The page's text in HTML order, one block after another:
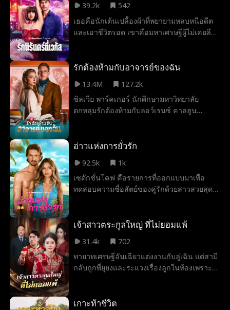
อะไรอีกที่เขาซ่อนอยู่ใต้รอยสักและแจ็กเก็ต
หนังของเขา?
39.2k
542
เธอคือนักเต้นเปลื้องผ้าที่พยายามหลบหนีอดีต
และเอาชีวิตรอด เขาคือมหาเศรษฐีผู้ไม่เคยลืม
พร้อมข้อเสนอแต่งงาน บัดนี้เธอจำต้องปกปิด
สอง… และค้นหาคำตอบว่าเขารักเธอจริง หรือ
เพียงหลงใหลในการครอบครองเธอเท่านั้น
รักต้องห้ามกับอาจารย์ของฉัน
13.4M
127.2k
ซิลเวีย พาร์คเกอร์ นักศึกษามหาวิทยาลัย
ตกหลุมรักต้องห้ามกับลอว์เรนซ์ คาลฮูน
อันตรายนี้อาจทำลายชีวิตทั้งคู่ หากความลับถูก
อ่าวแห่งการยั่วรัก
92.5k
1k
เซดักชั่นโคฟ คือรายการที่ออกแบบมาเพื่อ
ทดสอบความซื่อสัตย์ของคู่รักด้วยสาวสวยสุด
เธอ เธอก็ได้กลับมาพบกับอดัม ชายผู้ที่ช่วยชีวิต
กันอีกครั้งนี้จะเอาชีวิตรอดจาก เซดักชั่นโคฟ
ได้หรือไม่?
เจ้าสาวตระกูลใหญ่ ที่ไม่ยอมแพ้
31.4k
702
ทายาทเศรษฐีอันเฉียวแต่งงานกับลู่เฉิน แต่สามี
กลับถูกพี่ยุยงและระแวงเรื่องลูกในท้องเพราะ
ได้แล้วซ้อนแผนหลอกว่าเป็นลูกสาว ทำให้คน
เกาะท้าชีวิต